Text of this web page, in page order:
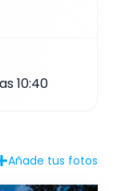
10:40
Añade tus fotos